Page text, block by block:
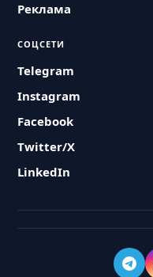
Реклама
СОЦСЕТИ
Telegram
Instagram
Facebook
Twitter/X
LinkedIn